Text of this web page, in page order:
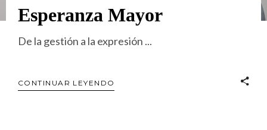
Esperanza Mayor
De la gestión a la expresión
CONTINUAR LEYENDO